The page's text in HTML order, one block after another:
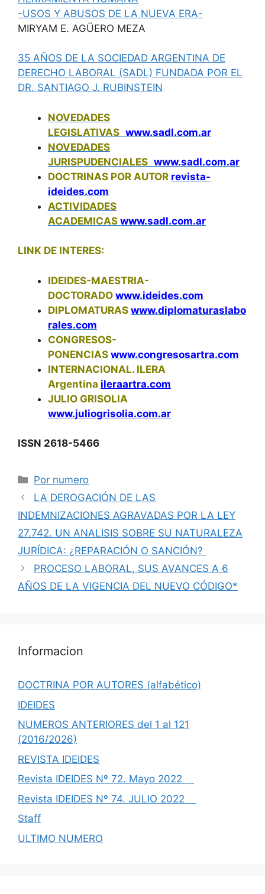
-USOS Y ABUSOS DE LA NUEVA ERA-
MIRYAM E. AGÜERO MEZA
35 AÑOS DE LA SOCIEDAD ARGENTINA DE
DERECHO LABORAL (SADL) FUNDADA POR EL
DR. SANTIAGO J. RUBINSTEIN
NOVEDADES
LEGISLATIVAS www.sadl.com.ar
NOVEDADES
JURISPUDENCIALES www.sadl.com.ar
DOCTRINAS POR AUTOR revista-
ideides.com
ACTIVIDADES
ACADEMICAS www.sadl.com.ar
LINK DE INTERES:
IDEIDES-MAESTRIA-
DOCTORADO www.ideides.com
DIPLOMATURAS www.diplomaturaslabo
rales.com
CONGRESOS-
PONENCIAS www.congresosartra.com
INTERNACIONAL. ILERA
Argentina ileraartra.com
JULIO GRISOLIA
www.juliogrisolia.com.ar
ISSN 2618-5466
Categorías
Por numero
LA DEROGACIÓN DE LAS
INDEMNIZACIONES AGRAVADAS POR LA LEY
27.742. UN ANALISIS SOBRE SU NATURALEZA
JURÍDICA: ¿REPARACIÓN O SANCIÓN?
PROCESO LABORAL, SUS AVANCES A 6
AÑOS DE LA VIGENCIA DEL NUEVO CÓDIGO*
Informacion
DOCTRINA POR AUTORES (alfabético)
IDEIDES
NUMEROS ANTERIORES del 1 al 121
(2016/2026)
REVISTA IDEIDES
Revista IDEIDES Nº 72. Mayo 2022
Revista IDEIDES Nº 74. JULIO 2022
Staff
ULTIMO NUMERO